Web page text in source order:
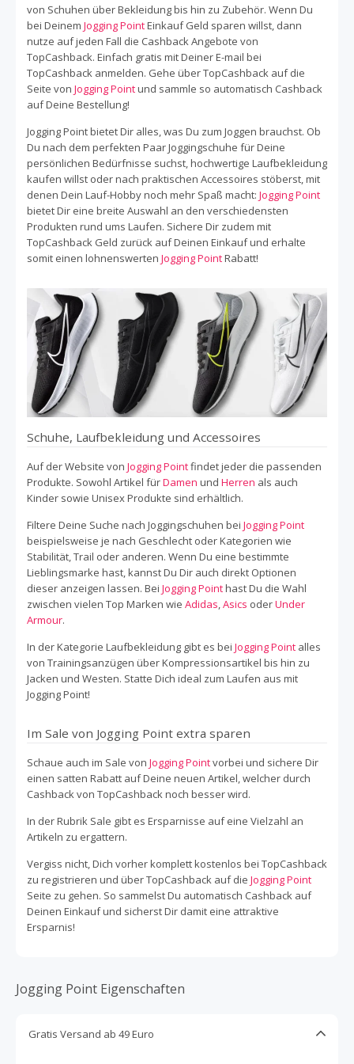
moderner Laufbekleidung sowie Fitness- und
Laufzubehör aller Art. Shoppe Deine Lieblingsmarken wie
Nike, adidas, Brooks, Mizuno, Saucony, New Balance,
Under Armour, Reebok und viele mehr jetzt bei Jogging
Point. Gemeinsam mit TopCashback und Jogging Point
kannst du zusätzlich noch bares Geld sparen. Dazu
Einkauf Cashback sammeln.
von Schuhen über Bekleidung bis hin zu Zubehör. Wenn Du
bei Deinem Jogging PointEinkauf Geld sparen willst, dann
nutze auf jeden Fall die Cashback Angebote von
TopCashback. Einfach gratis mit Deiner E-mail bei
TopCashback anmelden. Gehe über TopCashback auf die
Seite von Jogging Pointund sammle so automatisch Cashback
auf Deine Bestellung!
Jogging Point bietet Dir alles, was Du zum Joggen brauchst. Ob
Du nach dem perfekten Paar Joggingschuhe für Deine
persönlichen Bedürfnisse suchst, hochwertige Laufbekleidung
kaufen willst oder nach praktischen Accessoires stöberst, mit
denen Dein Lauf-Hobby noch mehr Spaß macht: Jogging Point
bietet Dir eine breite Auswahl an den verschiedensten
Produkten rund ums Laufen. Sichere Dir zudem mit
TopCashback Geld zurück auf Deinen Einkauf und erhalte
somit einen lohnenswerten Jogging PointRabatt!
Schuhe, Laufbekleidung und Accessoires
Auf der Website von Jogging Pointfindet jeder die passenden
Produkte. Sowohl Artikel fürDamen und Herren als auch
Kinder sowie Unisex Produkte sind erhältlich.
Filtere Deine Suche nach Joggingschuhen bei Jogging Point
beispielsweise je nach Geschlecht oder Kategorien wie
Stabilität, Trail oder anderen. Wenn Du eine bestimmte
Lieblingsmarke hast, kannst Du Dir auch direkt Optionen
dieser anzeigen lassen. Bei Jogging Pointhast Du die Wahl
zwischen vielen Top Marken wie Adidas,Asics oderUnder
Armour.
In der Kategorie Laufbekleidung gibt es bei Jogging Point alles
von Trainingsanzügen über Kompressionsartikel bis hin zu
Jacken und Westen. Statte Dich ideal zum Laufen aus mit
Jogging Point!
Im Sale von Jogging Point extra sparen
Schaue auch im Sale von Jogging Pointvorbei und sichere Dir
einen satten Rabatt auf Deine neuen Artikel, welcher durch
Cashback von TopCashback noch besser wird.
In der Rubrik Sale gibt es Ersparnisse auf eine Vielzahl an
Artikeln zu ergattern.
Vergiss nicht, Dich vorher komplett kostenlos bei TopCashback
zu registrieren und über TopCashback auf die Jogging Point
Seite zu gehen. So sammelst Du automatisch Cashback auf
Deinen Einkauf und sicherst Dir damit eine attraktive
Ersparnis!
Jogging Point Eigenschaften
Gratis Versand ab 49 Euro